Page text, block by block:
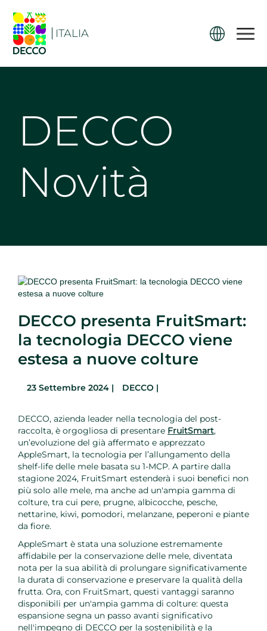
ITALIA
DECCO
Novità
DECCO presenta FruitSmart:
la tecnologia DECCO viene
estesa a nuove colture
23 Settembre 2024 | DECCO |
DECCO, azienda leader nella tecnologia del post-
raccolta, è orgogliosa di presentare FruitSmart,
un’evoluzione del già affermato e apprezzato
AppleSmart, la tecnologia per l’allungamento della
shelf-life delle mele basata su 1-MCP. A partire dalla
stagione 2024, FruitSmart estenderà i suoi benefici non
più solo alle mele, ma anche ad un'ampia gamma di
colture, tra cui pere, prugne, albicocche, pesche,
nettarine, kiwi, pomodori, melanzane, peperoni e piante
da fiore.
AppleSmart è stata una soluzione estremamente
affidabile per la conservazione delle mele, diventata
nota per la sua abilità di prolungare significativamente
la durata di conservazione e preservare la qualità della
frutta. Ora, con FruitSmart, questi vantaggi saranno
disponibili per un'ampia gamma di colture: questa
espansione segna un passo avanti significativo
nell'impegno di DECCO per la sostenibilità e la